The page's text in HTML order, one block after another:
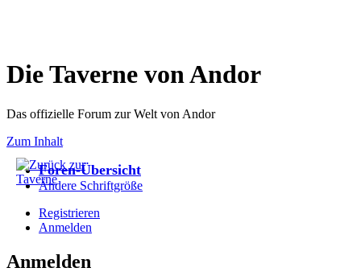
Die Taverne von Andor
Das offizielle Forum zur Welt von Andor
Zum Inhalt
Foren-Übersicht
Ändere Schriftgröße
Registrieren
Anmelden
Anmelden